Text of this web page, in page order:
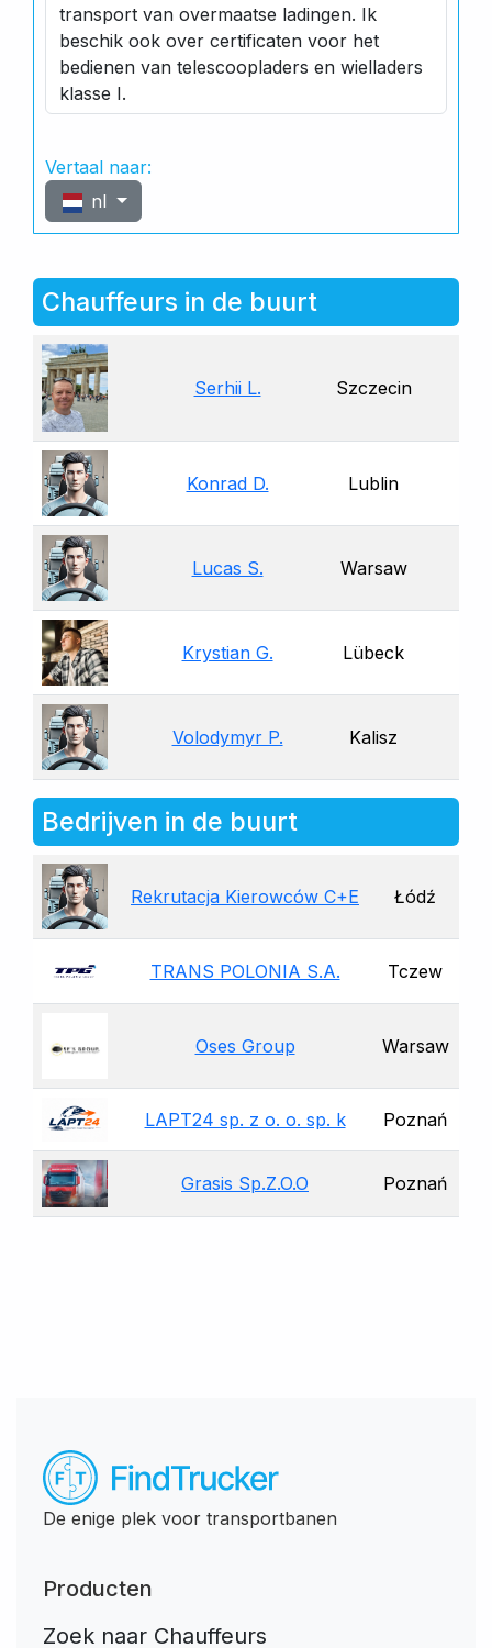
transport van overmaatse ladingen. Ik
beschik ook over certificaten voor het
bedienen van telescoopladers en wielladers
klasse I.
Vertaal naar:
nl
Chauffeurs in de buurt
Serhii L. Szczecin
Konrad D. Lublin
Lucas S. Warsaw
Krystian G. Lübeck
Volodymyr P. Kalisz
Bedrijven in de buurt
Rekrutacja Kierowców C+E Łódź
TRANS POLONIA S.A. Tczew
Oses Group Warsaw
LAPT24 sp. z o. o. sp. k Poznań
Grasis Sp.Z.O.O Poznań
De enige plek voor transportbanen
Producten
Zoek naar Chauffeurs